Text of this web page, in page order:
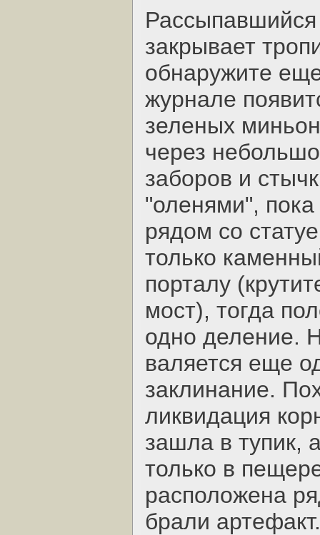
закрывает
обнаружите
журнале
зеленых
через
заборов и
"оленями",
рядом со
только
порталу
мост), тогда
одно деление.
валяется еще
заклинание.
ликвидация
зашла в тупик,
только в
расположена
брали артефакт.